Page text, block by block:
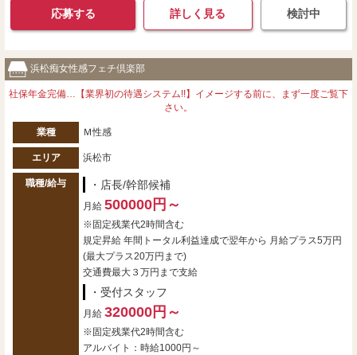
応募する 詳しく見る 検討中
浜松痴女性感フェチ倶楽部
社保年金完備…【業界初の待遇システム!!】イメージする前に、まず一度ご覧下
さい。
業種 Ｍ性感
エリア 浜松市
職種/給与 ・店長/幹部候補
月給 500000円～
※固定残業代2時間含む
規定昇給 年間トータル利益達成で翌年から 月給プラス5万円
(最大プラス20万円まで)
交通費最大３万円まで支給
・受付スタッフ
月給 320000円～
※固定残業代2時間含む
アルバイト：時給1000円～